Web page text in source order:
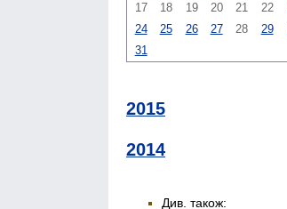
17
18 19 20 21 22
24
25 26 27 28 29
31
2015
2014
Див. також: